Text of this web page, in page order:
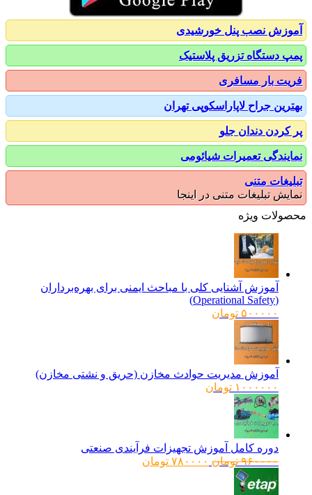
نصب پنل خورشیدی
تزریق پلاستیک
مسافری
لاپاراسکوپی تهران
دندان جلو
تعمیرات شیائومی
متنی
متنی در اینجا
ویژه
آشنایی کلی با مباحث ایمنی برای بهره‌برداران
تومان
مدیریت حوادث مخازن (حریق و نشتی مخازن)
تومان
کامل آموزش تجهیزات فرآیندی صنعتی
تومانقیمت
اصلی:
۷۸۰۰۰۰ تومان قیمت